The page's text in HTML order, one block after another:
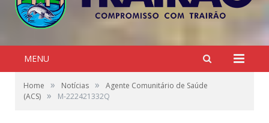
MENU
Home » Notícias »
Agente Comunitário de Saúde
(ACS) » M-222421332Q